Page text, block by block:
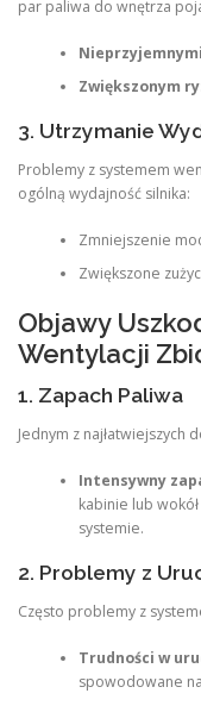
par paliwa do wnętrza
Zwiększonym
3. Utrzymanie
Problemy z systemem
ogólną wydajność silnika:
Zmniejszenie
Zwiększone
Objawy
Wentylacji
1. Zapach Paliwa
Jednym z najłatwiejszych
Intensywny
kabinie lub
systemie.
2. Problemy z
Często problemy z
Trudności w
spowodowane